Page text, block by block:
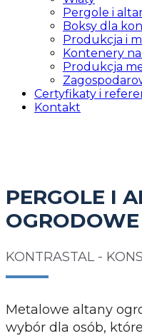
Pergole i
Boksy dla
Produkcja i
Kontenery
Produkcja
Certyfikaty i
Kontakt
PERGOLE I
OGRODOWE
KONTRASTAL -
Metalowe altany
wybór dla osób,